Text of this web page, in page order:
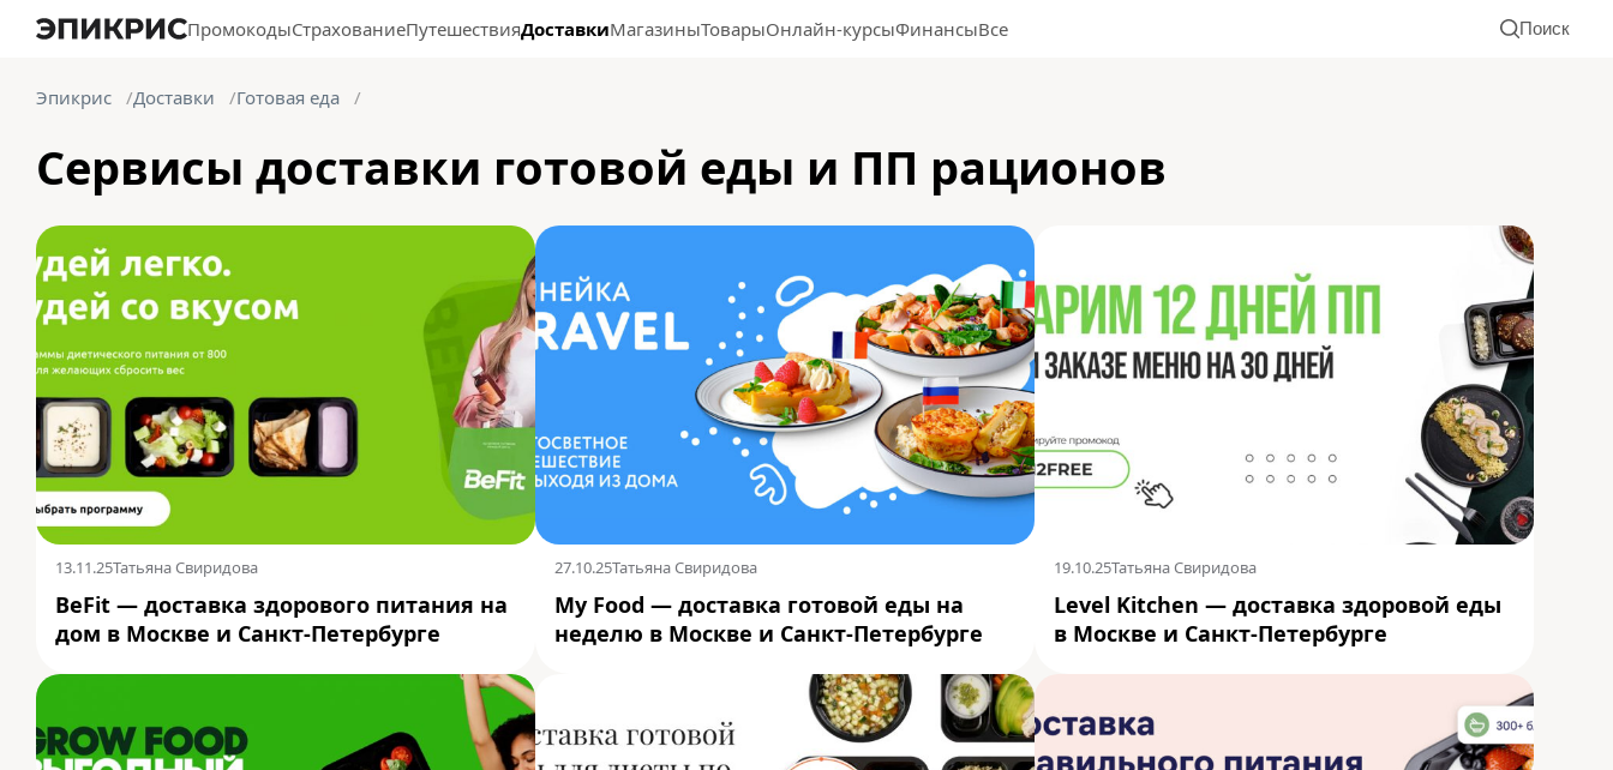
ПромокодыСтрахованиеПутешествияДоставкиМагазиныТоварыОнлайн-курсыФинансыВсе Поиск
Эпикрис Доставки Готовая еда
Сервисы доставки готовой еды и ПП рационов
13.11.25Татьяна Свиридова
BeFit — доставка здорового питания на
дом в Москве и Санкт-Петербурге
27.10.25Татьяна Свиридова
My Food — доставка готовой еды на
неделю в Москве и Санкт-Петербурге
19.10.25Татьяна Свиридова
Level Kitchen — доставка здоровой еды
в Москве и Санкт-Петербурге